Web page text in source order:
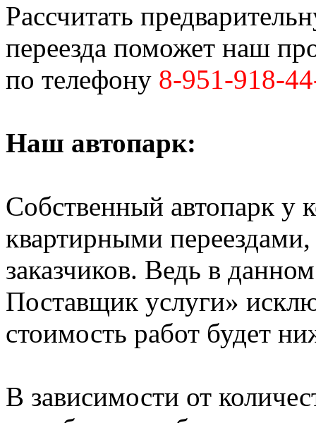
Рассчитать
переезда поможет наш
по телефону 8-951-918-
Наш автопарк:
Собственный автопарк у
квартирными
заказчиков. Ведь в
Поставщик услуги»
стоимость работ будет
В зависимости от